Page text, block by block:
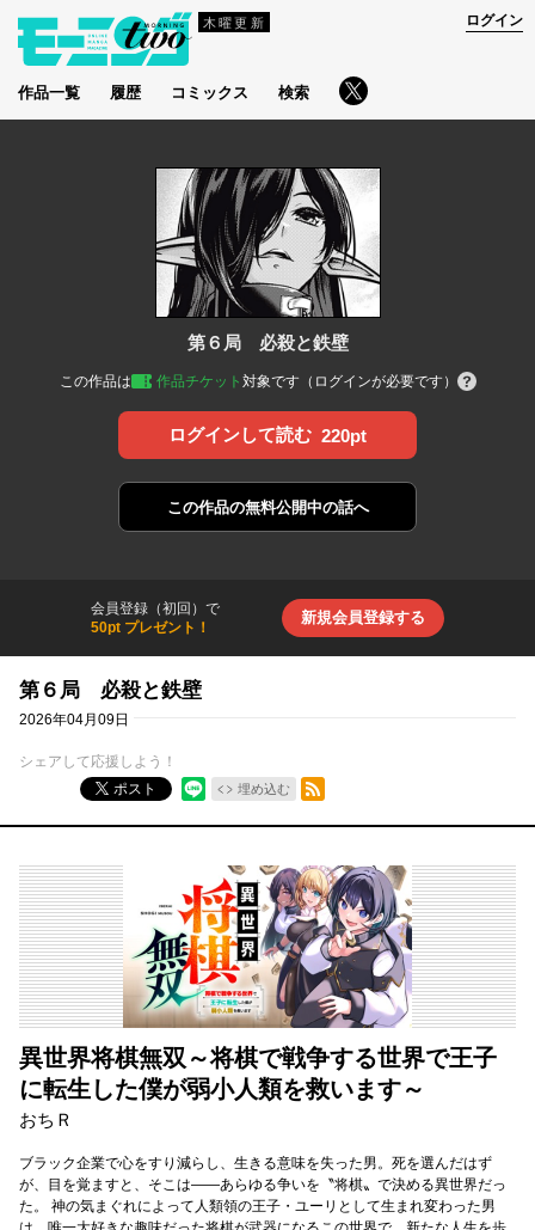
木曜更新
作品一覧 履歴 コミックス 検索
ログイン
第６局 必殺と鉄壁
この作品は 作品チケット 対象です（ログインが必要です）
ログインして読む 220pt
この作品の無料公開中の話へ
会員登録（初回）で
50pt プレゼント！
新規会員登録する
第６局 必殺と鉄壁
2026年04月09日
シェアして応援しよう！
ポスト
埋め込む
RSSフィード
異世界将棋無双～将棋で戦争する世界で王子
に転生した僕が弱小人類を救います～
おちＲ
ブラック企業で心をすり減らし、生きる意味を失った男。死を選んだはず
が、目を覚ますと、そこは――あらゆる争いを〝将棋〟で決める異世界だっ
た。 神の気まぐれによって人類領の王子・ユーリとして生まれ変わった男